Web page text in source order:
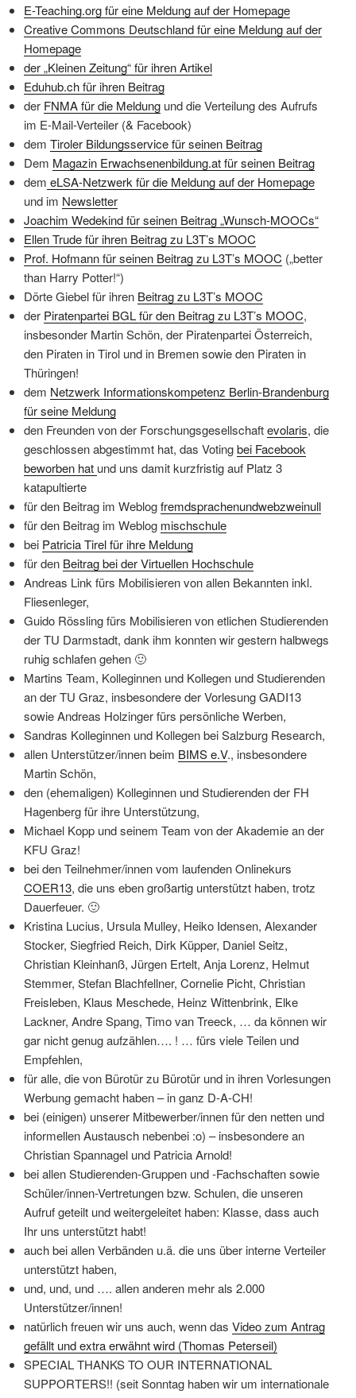
E-Teaching.org für eine Meldung auf der Homepage
Creative Commons Deutschland für eine Meldung auf der
Homepage
der „Kleinen Zeitung“ für ihren Artikel
Eduhub.ch für ihren Beitrag
der FNMA für die Meldung und die Verteilung des Aufrufs
im E-Mail-Verteiler (& Facebook)
dem Tiroler Bildungsservice für seinen Beitrag
Dem Magazin Erwachsenenbildung.at für seinen Beitrag
dem eLSA-Netzwerk für die Meldung auf der Homepage
und im Newsletter
Joachim Wedekind für seinen Beitrag „Wunsch-MOOCs“
Ellen Trude für ihren Beitrag zu L3T’s MOOC
Prof. Hofmann für seinen Beitrag zu L3T’s MOOC („better
than Harry Potter!“)
Dörte Giebel für ihren Beitrag zu L3T’s MOOC
der Piratenpartei BGL für den Beitrag zu L3T’s MOOC,
insbesonder Martin Schön, der Piratenpartei Österreich,
den Piraten in Tirol und in Bremen sowie den Piraten in
Thüringen!
dem Netzwerk Informationskompetenz Berlin-Brandenburg
für seine Meldung
den Freunden von der Forschungsgesellschaftevolaris, die
geschlossen abgestimmt hat, das Votingbei Facebook
beworben hat und uns damit kurzfristig auf Platz 3
katapultierte
für den Beitrag im Weblogfremdsprachenundwebzweinull
für den Beitrag im Weblog mischschule
bei Patricia Tirel für ihre Meldung
für den Beitrag bei der Virtuellen Hochschule
Andreas Link fürs Mobilisieren von allen Bekannten inkl.
Fliesenleger,
Guido Rössling fürs Mobilisieren von etlichen Studierenden
der TU Darmstadt, dank ihm konnten wir gestern halbwegs
ruhig schlafen gehen 🙂
Martins Team, Kolleginnen und Kollegen und Studierenden
an der TU Graz, insbesondere der Vorlesung GADI13
sowie Andreas Holzinger fürs persönliche Werben,
Sandras Kolleginnen und Kollegen bei Salzburg Research,
allen Unterstützer/innen beim BIMS e.V., insbesondere
Martin Schön,
den (ehemaligen) Kolleginnen und Studierenden der FH
Hagenberg für ihre Unterstützung,
Michael Kopp und seinem Team von der Akademie an der
KFU Graz!
bei den Teilnehmer/innen vom laufenden Onlinekurs
COER13, die uns eben großartig unterstützt haben, trotz
Dauerfeuer. 🙂
Kristina Lucius, Ursula Mulley, Heiko Idensen, Alexander
Stocker, Siegfried Reich, Dirk Küpper, Daniel Seitz,
Christian Kleinhanß, Jürgen Ertelt, Anja Lorenz, Helmut
Stemmer, Stefan Blachfellner, Cornelie Picht, Christian
Freisleben, Klaus Meschede, Heinz Wittenbrink, Elke
Lackner, Andre Spang, Timo van Treeck, … da können wir
gar nicht genug aufzählen…. ! … fürs viele Teilen und
Empfehlen,
für alle, die von Bürotür zu Bürotür und in ihren Vorlesungen
Werbung gemacht haben – in ganz D-A-CH!
bei (einigen) unserer Mitbewerber/innen für den netten und
informellen Austausch nebenbei :o) – insbesondere an
Christian Spannagel und Patricia Arnold!
bei allen Studierenden-Gruppen und -Fachschaften sowie
Schüler/innen-Vertretungen bzw. Schulen, die unseren
Aufruf geteilt und weitergeleitet haben: Klasse, dass auch
Ihr uns unterstützt habt!
auch bei allen Verbänden u.ä. die uns über interne Verteiler
unterstützt haben,
und, und, und …. allen anderen mehr als 2.000
Unterstützer/innen!
natürlich freuen wir uns auch, wenn das Video zum Antrag
gefällt und extra erwähnt wird (Thomas Peterseil)
SPECIAL THANKS TO OUR INTERNATIONAL
SUPPORTERS!! (seit Sonntag haben wir um internationale